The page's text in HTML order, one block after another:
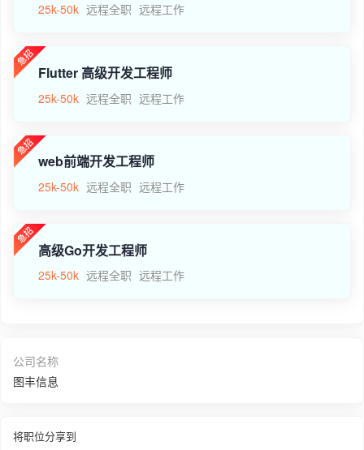
25k-50k 远程全职 远程工作
Flutter 高级开发工程师
25k-50k 远程全职 远程工作
web前端开发工程师
25k-50k 远程全职 远程工作
高级Go开发工程师
25k-50k 远程全职 远程工作
公司名称
图丰信息
将职位分享到